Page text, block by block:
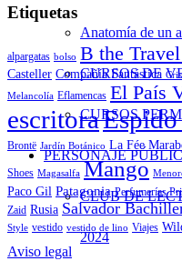
Anatomía de un
CURSOS DE
CURSOS
PERSONAJE
CLUB DE
2024
Etiquetas
alpargatas bolso B the
Casteller Compañía Fantástica
Melancolía Eflamencas El País
escritora
Brontë Jardín Botánico La Fée
Shoes Magasalfa Mango
Paco Gil Patagonia Perfumerías
Zaid Rusia Salvador
Style vestido vestido de lino Viajes
Aviso legal